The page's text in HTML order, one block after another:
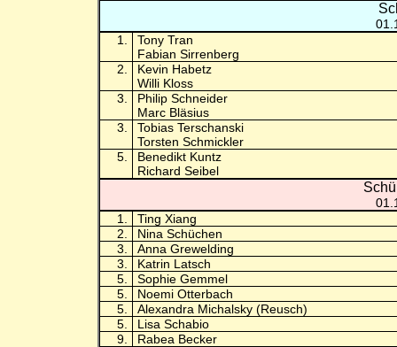
1.
Tony Tran
Fabian Sirrenberg
2.
Kevin Habetz
Willi Kloss
3.
Philip Schneider
Marc Bläsius
3.
Tobias Terschanski
Torsten Schmickler
5.
Benedikt Kuntz
Richard Seibel
1.
Ting Xiang
2.
Nina Schüchen
3.
Anna Grewelding
3.
Katrin Latsch
5.
Sophie Gemmel
5.
Noemi Otterbach
5.
Alexandra Michalsky (Reusch)
5.
Lisa Schabio
9.
Rabea Becker